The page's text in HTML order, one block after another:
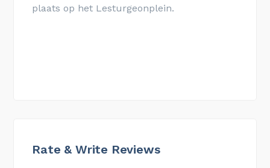
plaats op het Lesturgeonplein.
Rate & Write Reviews